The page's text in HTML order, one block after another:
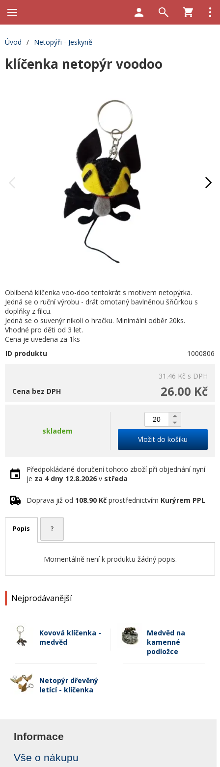
Nejprodávanější
Kovová klíčenka -
medvěd
Medvěd na
kamenné
podložce
Netopýr dřevěný
letící - klíčenka
Úvod / Netopýři - Jeskyně
klíčenka netopýr voodoo
Oblíbená klíčenka voo-doo tentokrát s motivem netopýrka.
Jedná se o ruční výrobu - drát omotaný bavlněnou šňůrkou s
doplňky z filcu.
Jedná se o suvenýr nikoli o hračku. Minimální odběr 20ks.
Vhodné pro děti od 3 let.
Cena je uvedena za 1ks
ID produktu
1000806
31.46 Kč s DPH
26.00 Kč
Cena bez DPH
skladem
Vložit do košíku
Předpokládané doručení tohoto zboží při objednání nyní
je za 4 dny 12.8.2026 v středa
Doprava již od 108.90 Kč prostřednictvím Kurýrem PPL
Popis ?
Momentálně není k produktu žádný popis.
Informace
Vše o nákupu